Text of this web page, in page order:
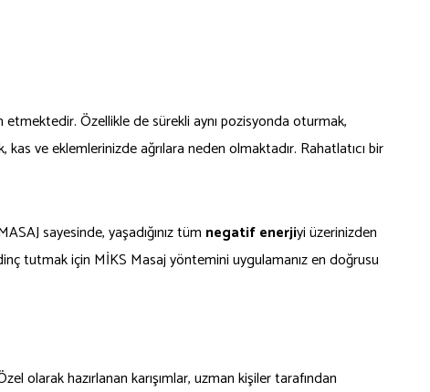
Özellikle de sürekli aynı pozisyonda oturmak,
ve eklemlerinizde ağrılara neden olmaktadır. Rahatlatıcı bir
sayesinde, yaşadığınız tüm negatif enerjiyi üzerinizden
tutmak için MİKS Masaj yöntemini uygulamanız en doğrusu
olarak hazırlanan karışımlar, uzman kişiler tarafından